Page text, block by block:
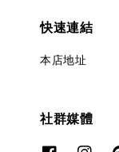
快速連結
本店地址
社群媒體